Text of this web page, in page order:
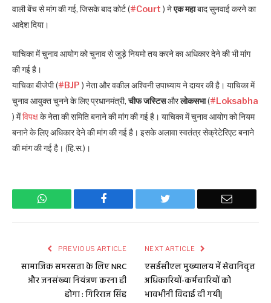
वाली बेंच से मांग की गई, जिसके बाद कोर्ट (#Court ) नेएक महाबाद सुनवाई करने का
आदेश दिया।
याचिका में चुनाव आयोग को चुनाव से जुड़े नियमो तय करने का अधिकार देने की भी मांग
की गई है।
याचिका बीजेपी (#BJP ) नेता और वकील अश्विनी उपाध्याय ने दायर की है। याचिका में
चुनाव आयुक्त चुनने के लिए प्रधानमंत्री,चीफ जस्टिसऔरलोकसभा(#Loksabha
) मेंविपक्षके नेता की समिति बनाने की मांग की गई है। याचिका में चुनाव आयोग को नियम
बनाने के लिए अधिकार देने की मांग की गई है। इसके अलावा स्वतंत्र सेक्रेटेरिएट बनाने
की मांग की गई है। (हि.स.)।
WhatsApp Facebook Twitter Email
PREVIOUS ARTICLE
सामाजिक समरसता के लिए NRC
और जनसंख्या नियंत्रण करना ही
होगा : गिरिराज सिंह
NEXT ARTICLE
एसईसीएल मुख्यालय में सेवानिवृत्त
अधिकारियों-कर्मचारियों को
भावभीनी विदाई दी गयी|